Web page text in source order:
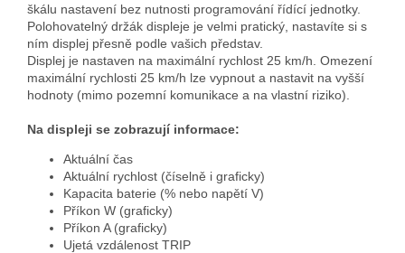
škálu nastavení bez nutnosti programování řídící jednotky.
Polohovatelný držák displeje je velmi pratický, nastavíte si s
ním displej přesně podle vašich představ.
Displej je nastaven na maximální rychlost 25 km/h. Omezení
maximální rychlosti 25 km/h lze vypnout a nastavit na vyšší
hodnoty (mimo pozemní komunikace a na vlastní riziko).
Na displeji se zobrazují informace:
Aktuální čas
Aktuální rychlost (číselně i graficky)
Kapacita baterie (% nebo napětí V)
Příkon W (graficky)
Příkon A (graficky)
Ujetá vzdálenost TRIP